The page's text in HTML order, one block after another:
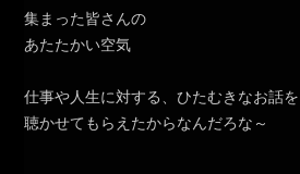
集まった皆さんの
あたたかい空気
仕事や人生に対する、ひたむきなお話を
聴かせてもらえたからなんだろな～